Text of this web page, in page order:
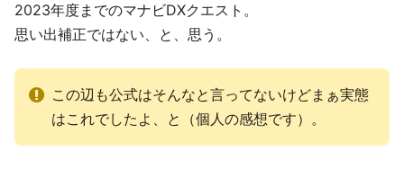
2023年度までのマナビDXクエスト。
思い出補正ではない、と、思う。
この辺も公式はそんなと言ってないけどまぁ実態
はこれでしたよ、と（個人の感想です）。